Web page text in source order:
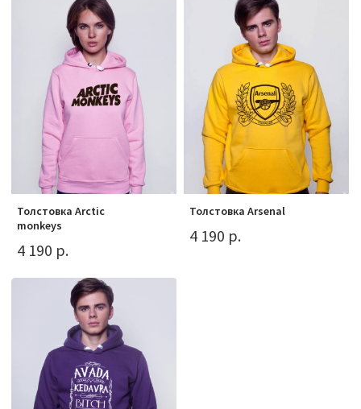
Толстовка Arctic
monkeys
4 190 р.
Толстовка Arsenal
4 190 р.